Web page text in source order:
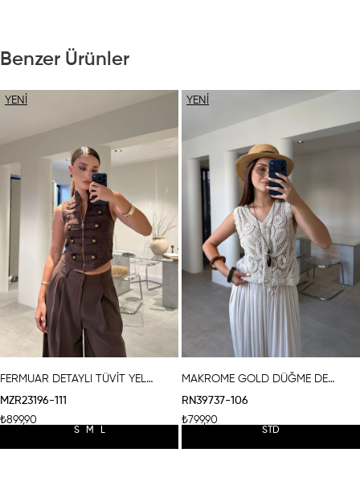
Benzer Ürünler
FERMUAR DETAYLI TÜVİT YELEK- KAHVERENGİ
MZR23196-111
₺899,90
YENI
S M L
MAKROME GOLD DÜĞME DETAYLI YELEK- BEJ
RN39737-106
₺799,90
YENI
STD